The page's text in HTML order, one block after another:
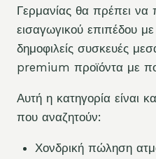
Γερμανίας θα πρέπει να
εισαγωγικού επιπέδου
δημοφιλείς συσκευές
premium προϊόντα με
Αυτή η κατηγορία είναι
που αναζητούν:
Χονδρική πώληση